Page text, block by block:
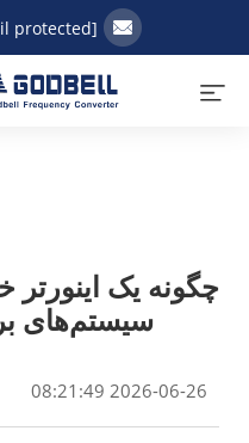
[email protected]
چگونه یک
سیستم‌های
2026-06-26 08:21:49